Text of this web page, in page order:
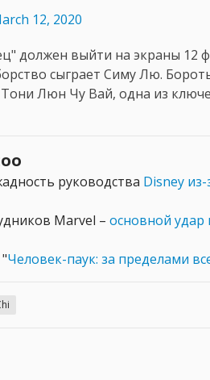
12, 2020
должен выйти на экраны 12
сыграет Симу Лю.
Люн Чу Вай, одна из
руководства Disney
Marvel – основной
Человек-паук: за пределами